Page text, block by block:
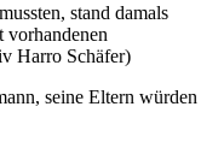
stand damals
vorhandenen
Harro Schäfer)
seine Eltern